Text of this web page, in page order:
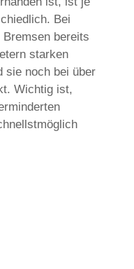
Bei
bereits
starken
sie noch bei über
Wichtig ist,